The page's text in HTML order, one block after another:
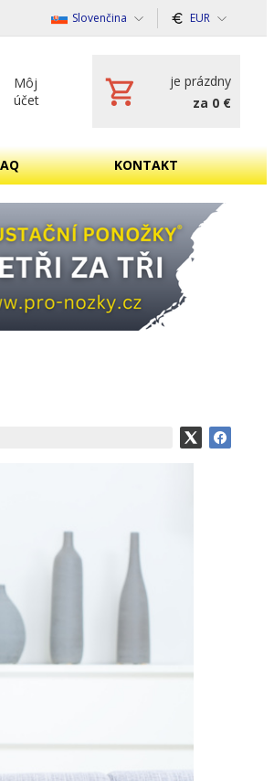
Slovenčina EUR
Môj
účet
je prázdny
za 0 €
KONTAKT